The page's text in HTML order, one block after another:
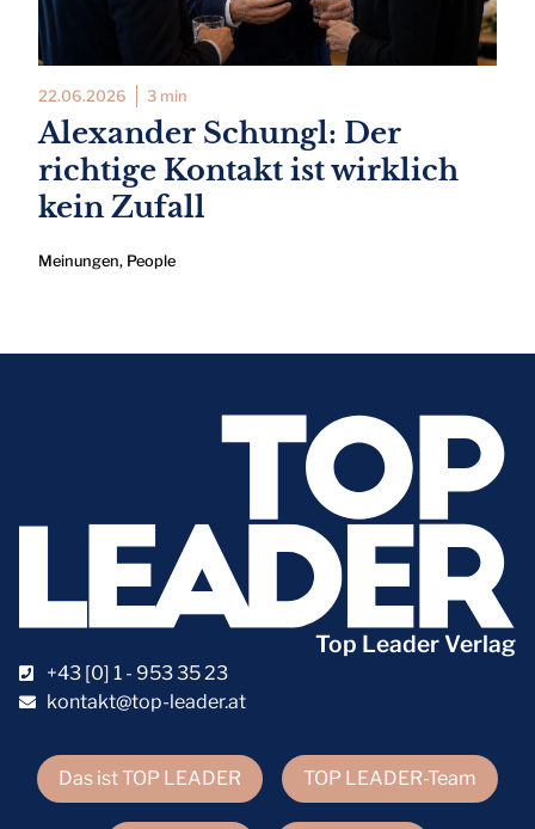
22.06.2026 3 min
Alexander Schungl: Der
richtige Kontakt ist wirklich
kein Zufall
Meinungen, People
Das ist TOP LEADER TOP LEADER-Team
Top Leader Verlag
+43 [0] 1 - 953 35 23
kontakt@top-leader.at